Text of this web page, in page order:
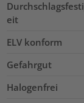
eit
ELV konform
Gefahrgut
Halogenfrei